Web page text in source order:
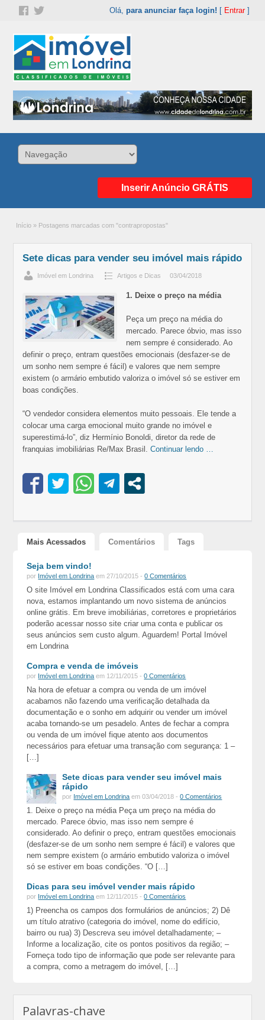
Olá, para anunciar faça login! [ Entrar]
Inserir Anúncio GRÁTIS
Início » Postagens marcadas com "contrapropostas"
Sete dicas para vender seu imóvel mais rápido
Imóvel em Londrina Artigos e Dicas 03/04/2018
1. Deixe o preço na média
Peça um preço na média do
mercado. Parece óbvio, mas isso
nem sempre é considerado. Ao
definir o preço, entram questões emocionais (desfazer-se de
um sonho nem sempre é fácil) e valores que nem sempre
existem (o armário embutido valoriza o imóvel só se estiver em
boas condições.
“O vendedor considera elementos muito pessoais. Ele tende a
colocar uma carga emocional muito grande no imóvel e
superestimá-lo”, diz Hermínio Bonoldi, diretor da rede de
franquias imobiliárias Re/Max Brasil.Continuar lendo …
Mais Acessados Comentários Tags
Seja bem vindo!
por Imóvel em Londrina em 27/10/2015 -0 Comentários
O site Imóvel em Londrina Classificados está com uma cara
nova, estamos implantando um novo sistema de anúncios
online grátis. Em breve imobiliárias, corretores e proprietários
poderão acessar nosso site criar uma conta e publicar os
seus anúncios sem custo algum. Aguardem! Portal Imóvel
em Londrina
Compra e venda de imóveis
por Imóvel em Londrina em 12/11/2015 -0 Comentários
Na hora de efetuar a compra ou venda de um imóvel
acabamos não fazendo uma verificação detalhada da
documentação e o sonho em adquirir ou vender um imóvel
acaba tornando-se um pesadelo. Antes de fechar a compra
ou venda de um imóvel fique atento aos documentos
necessários para efetuar uma transação com segurança: 1 –
[…]
Sete dicas para vender seu imóvel mais
rápido
por Imóvel em Londrina em 03/04/2018 -0 Comentários
1. Deixe o preço na média Peça um preço na média do
mercado. Parece óbvio, mas isso nem sempre é
considerado. Ao definir o preço, entram questões emocionais
(desfazer-se de um sonho nem sempre é fácil) e valores que
nem sempre existem (o armário embutido valoriza o imóvel
só se estiver em boas condições. “O […]
Dicas para seu imóvel vender mais rápido
por Imóvel em Londrina em 12/11/2015 -0 Comentários
1) Preencha os campos dos formulários de anúncios; 2) Dê
um título atrativo (categoria do imóvel, nome do edifício,
bairro ou rua) 3) Descreva seu imóvel detalhadamente; –
Informe a localização, cite os pontos positivos da região; –
Forneça todo tipo de informação que pode ser relevante para
a compra, como a metragem do imóvel, […]
Palavras-chave